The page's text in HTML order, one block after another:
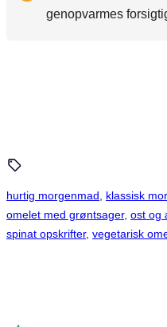
genopvarmes
hurtig morgenmad, klassisk
omelet med grøntsager, ost og
spinat opskrifter, vegetarisk